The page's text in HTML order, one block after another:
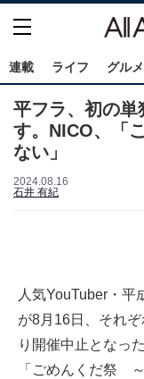
連載 ライフ グルメ
平フラ、初の単
す。NICO、「
ない」
2024.08.16
石井 有紀
人気YouTuber・平
が8月16日、それ
り開催中止となっ
「ごめんくだ祭